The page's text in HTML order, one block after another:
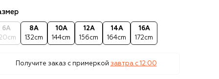
6A
8A
132cm
10A
144cm
12A
156cm
14A
164cm
16A
172cm
Получите заказ с примеркой завтра c 12:00